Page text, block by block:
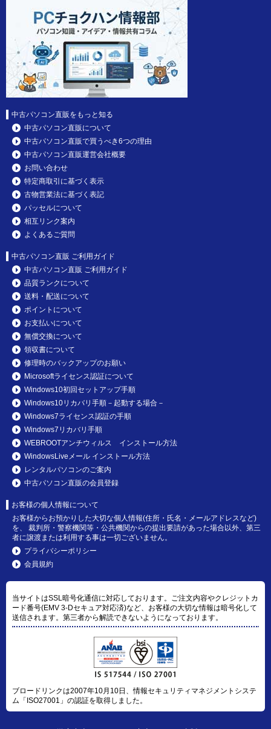
中古パソコン直販をもっと知る
中古パソコン直販について
中古パソコン直販で買うべき6つの理由
中古パソコン直販運営会社概要
お問い合わせ
特定商取引に基づく表示
古物営業法に基づく表記
パッセルについて
相互リンク案内
よくあるご質問
中古パソコン直販 ご利用ガイド
中古パソコン直販 ご利用ガイド
品質ランクについて
送料・配送について
ポイントについて
お支払いについて
無償交換について
領収書について
修理時のバックアップのお願い
Microsoftライセンス認証について
Windows10初回セットアップ手順
Windows10リカバリ手順－起動する場合－
Windows7ライセンス認証の手順
Windows7リカバリ手順
WEBROOTアンチウィルス インストール方法
WindowsLiveメール インストール方法
レンタルパソコンのご案内
中古パソコン直販の会員登録
お客様の個人情報について
お客様からお預かりした大切な個人情報(住所・氏名・メールアドレスなど)
を、 裁判所・警察機関等・公共機関からの提出要請があった場合以外、第三
者に譲渡または利用する事は一切ございません。
プライバシーポリシー
会員規約
当サイトはSSL暗号化通信に対応しております。ご注文内容やクレジットカ
ード番号(EMV 3-Dセキュア対応済)など、お客様の大切な情報は暗号化して
送信されます。第三者から解読できないようになっております。
ブロードリンクは2007年10月10日、情報セキュリティマネジメントシステ
ム「ISO27001」の認証を取得しました。